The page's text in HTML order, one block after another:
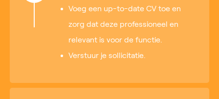
Voeg een up-to-date CV toe en
zorg dat deze professioneel en
relevant is voor de functie.
Verstuur je sollicitatie.